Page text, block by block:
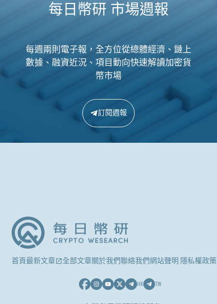
每日幣研 市場週報
每週兩則電子報，全方位從總體經濟、鏈上
數據、融資近況、項目動向快速解讀加密貨
幣市場
訂閱週報
首頁最新文章 全部文章關於我們聯絡我們網站聲明 隱私權政策
HK TW